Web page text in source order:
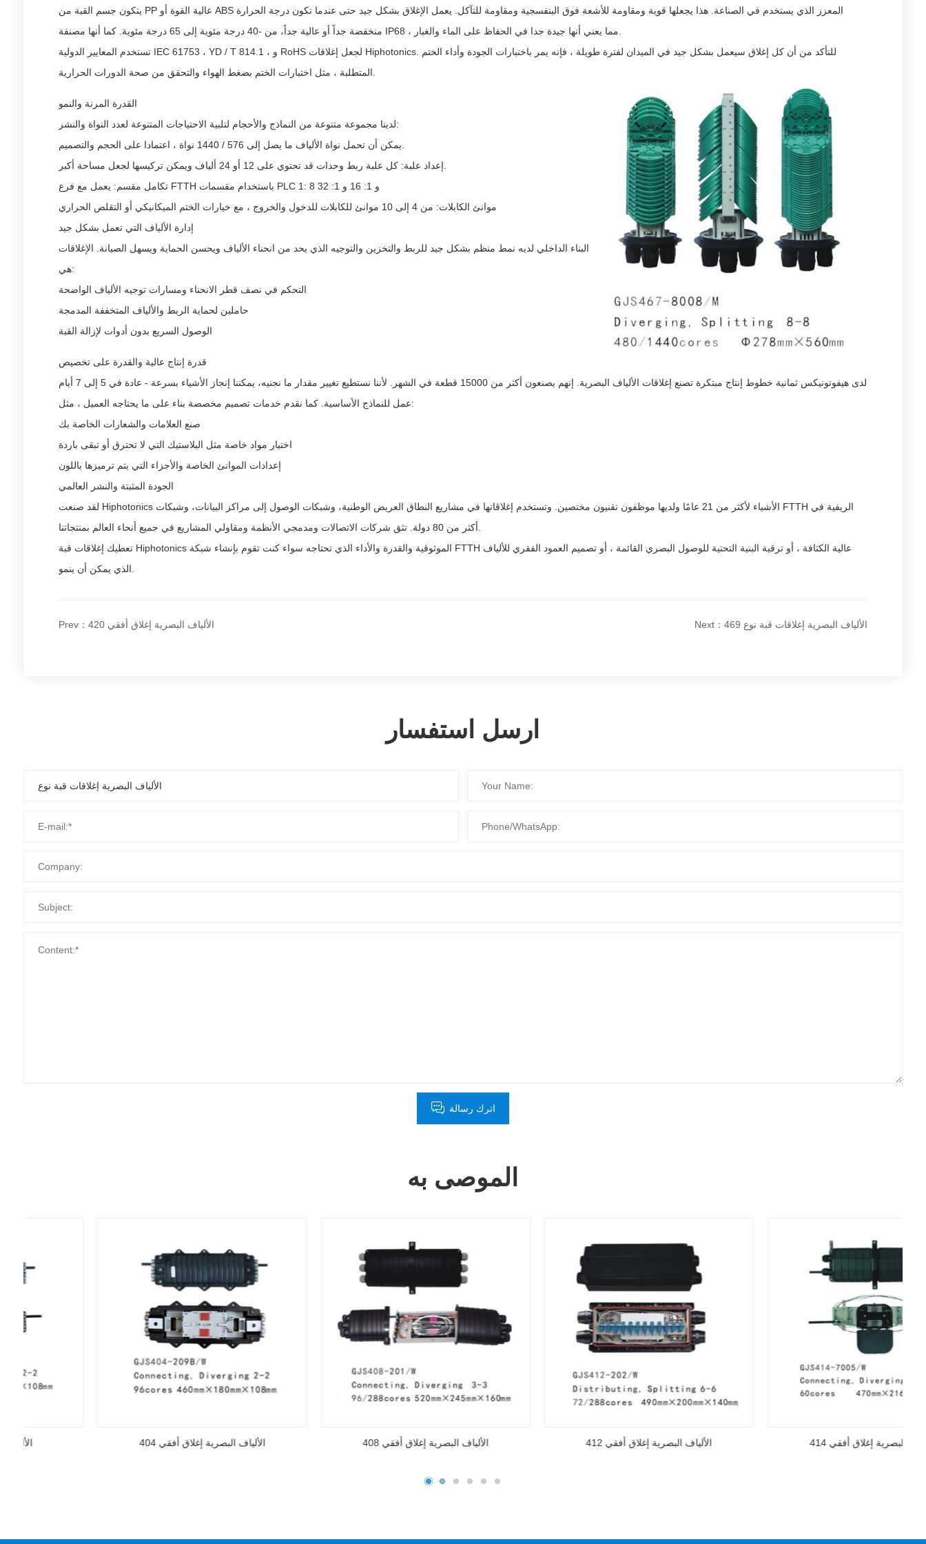
يتكون جسم القبة من PP عالية القوة أو ABS المعزز الذي يستخدم في الصناعة. هذا يجعلها قوية ومقاومة للأشعة فوق البنفسجية ومقاومة للتآكل. يعمل الإغلاق بشكل جيد حتى عندما تكون درجة الحرارة
تستخدم المعايير الدولية IEC 61753 ، YD / T 814.1 ، و RoHS لجعل إغلاقات Hiphotonics. للتأكد من أن كل إغلاق سيعمل بشكل جيد في الميدان لفترة طويلة ، فإنه يمر باختبارات الجودة وأداء الختم
القدرة المرنة والنمو
لدينا مجموعة متنوعة من النماذج والأحجام لتلبية الاحتياجات المتنوعة لعدد النواة والنشر:
تكامل مقسم: يعمل مع فرع FTTH باستخدام مقسمات PLC 1: 8 و 1: 16 و 1: 32
موانئ الكابلات: من 4 إلى 10 موانئ للكابلات للدخول والخروج ، مع خيارات الختم الميكانيكي أو التقلص الحراري
إدارة الألياف التي تعمل بشكل جيد
البناء الداخلي لديه نمط منظم بشكل جيد للربط والتخزين والتوجيه الذي يحد من انحناء الألياف ويحسن الحماية ويسهل الصيانة. الإغلاقات
هي:
التحكم في نصف قطر الانحناء ومسارات توجيه الألياف الواضحة
حاملين لحماية الربط والألياف المتخففة المدمجة
الوصول السريع بدون أدوات لإزالة القبة
قدرة إنتاج عالية والقدرة على تخصيص
لدى هيفوتونيكس ثمانية خطوط إنتاج مبتكرة تصنع إغلاقات الألياف البصرية. إنهم يصنعون أكثر من 15000 قطعة في الشهر. لأننا نستطيع تغيير مقدار ما نجنيه، يمكننا إنجاز الأشياء بسرعة - عادة في 5 إلى 7 أيام
عمل للنماذج الأساسية. كما نقدم خدمات تصميم مخصصة بناء على ما يحتاجه العميل ، مثل:
صنع العلامات والشعارات الخاصة بك
اختيار مواد خاصة مثل البلاستيك التي لا تحترق أو تبقى باردة
إعدادات الموانئ الخاصة والأجزاء التي يتم ترميزها باللون
الجودة المثبتة والنشر العالمي
لقد صنعت Hiphotonics الأشياء لأكثر من 21 عامًا ولديها موظفون تقنيون مختصين. وتستخدم إغلاقاتها في مشاريع النطاق العريض الوطنية، وشبكات الوصول إلى مراكز البيانات، وشبكات FTTH الريفية في
تعطيك إغلاقات قبة Hiphotonics الموثوقية والقدرة والأداء الذي تحتاجه سواء كنت تقوم بإنشاء شبكة FTTH عالية الكثافة ، أو ترقية البنية التحتية للوصول البصري القائمة ، أو تصميم العمود الفقري للألياف
Prev：الألياف البصرية إغلاق أفقي 420 Next：الألياف البصرية إغلاقات قبة نوع 469
ارسل استفسار
اترك رسالة
الموصى به
الألياف البصرية إغلاق أفقي 404 الألياف البصرية إغلاق أفقي 408 الألياف البصرية إغلاق أفقي 412 الألياف البصرية إغلاق أفقي 414